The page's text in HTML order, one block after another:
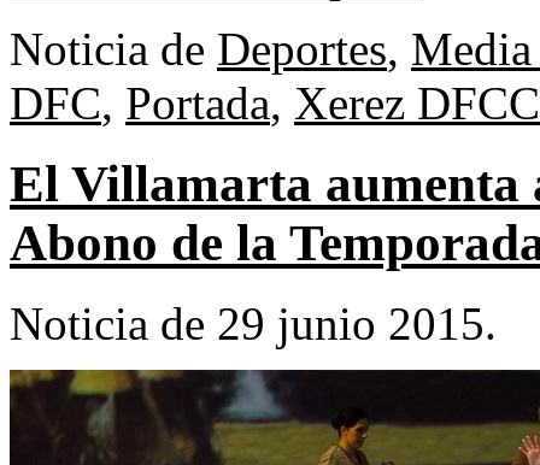
Noticia de Deportes, Media
DFC, Portada, Xerez DFC
El Villamarta aumenta
Abono de la
Noticia de 29 junio 2015.